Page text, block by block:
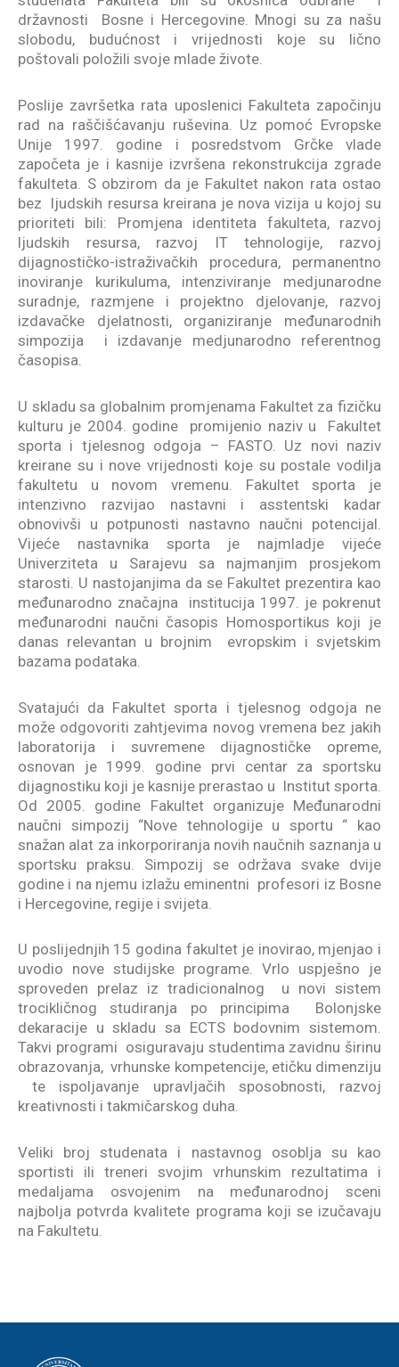
državnosti Bosne i Hercegovine. Mnogi su za našu
slobodu, budućnost i vrijednosti koje su lično
poštovali položili svoje mlade živote.
Poslije završetka rata uposlenici Fakulteta započinju
rad na raščišćavanju ruševina. Uz pomoć Evropske
Unije 1997. godine i posredstvom Grčke vlade
započeta je i kasnije izvršena rekonstrukcija zgrade
fakulteta. S obzirom da je Fakultet nakon rata ostao
bez ljudskih resursa kreirana je nova vizija u kojoj su
prioriteti bili: Promjena identiteta fakulteta, razvoj
ljudskih resursa, razvoj IT tehnologije, razvoj
dijagnostičko-istraživačkih procedura, permanentno
inoviranje kurikuluma, intenziviranje medjunarodne
suradnje, razmjene i projektno djelovanje, razvoj
izdavačke djelatnosti, organiziranje međunarodnih
simpozija i izdavanje medjunarodno referentnog
časopisa.
U skladu sa globalnim promjenama Fakultet za fizičku
kulturu je 2004. godine promijenio naziv u Fakultet
sporta i tjelesnog odgoja – FASTO. Uz novi naziv
kreirane su i nove vrijednosti koje su postale vodilja
fakultetu u novom vremenu. Fakultet sporta je
intenzivno razvijao nastavni i asstentski kadar
obnovivši u potpunosti nastavno naučni potencijal.
Vijeće nastavnika sporta je najmladje vijeće
Univerziteta u Sarajevu sa najmanjim prosjekom
starosti. U nastojanjima da se Fakultet prezentira kao
međunarodno značajna institucija 1997. je pokrenut
međunarodni naučni časopis Homosportikus koji je
danas relevantan u brojnim evropskim i svjetskim
bazama podataka.
Svatajući da Fakultet sporta i tjelesnog odgoja ne
može odgovoriti zahtjevima novog vremena bez jakih
laboratorija i suvremene dijagnostičke opreme,
osnovan je 1999. godine prvi centar za sportsku
dijagnostiku koji je kasnije prerastao u Institut sporta.
Od 2005. godine Fakultet organizuje Međunarodni
naučni simpozij “Nove tehnologije u sportu “ kao
snažan alat za inkorporiranja novih naučnih saznanja u
sportsku praksu. Simpozij se održava svake dvije
godine i na njemu izlažu eminentni profesori iz Bosne
i Hercegovine, regije i svijeta.
U poslijednjih 15 godina fakultet je inovirao, mjenjao i
uvodio nove studijske programe. Vrlo uspješno je
sproveden prelaz iz tradicionalnog u novi sistem
trocikličnog studiranja po principima Bolonjske
dekaracije u skladu sa ECTS bodovnim sistemom.
Takvi programi osiguravaju studentima zavidnu širinu
obrazovanja, vrhunske kompetencije, etičku dimenziju
te ispoljavanje upravljačih sposobnosti, razvoj
kreativnosti i takmičarskog duha.
Veliki broj studenata i nastavnog osoblja su kao
sportisti ili treneri svojim vrhunskim rezultatima i
medaljama osvojenim na međunarodnoj sceni
najbolja potvrda kvalitete programa koji se izučavaju
na Fakultetu.